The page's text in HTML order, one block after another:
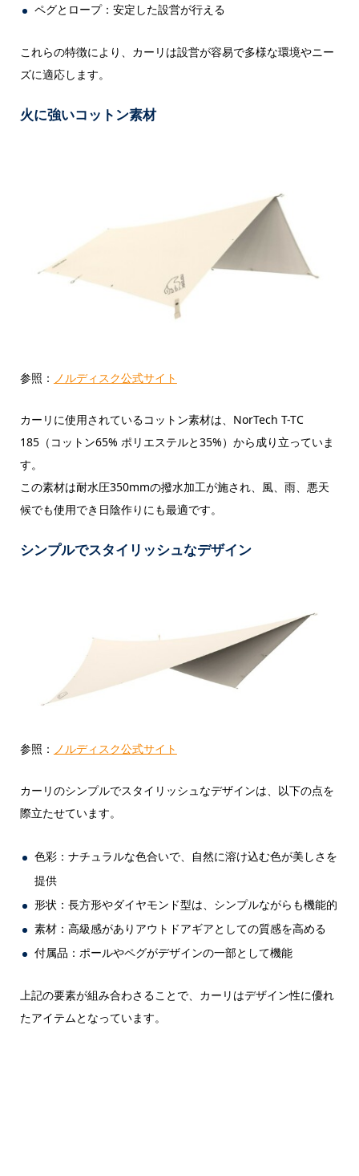
ペグとロープ：安定した設営が行える
これらの特徴により、カーリは設営が容易で多様な環境やニー
ズに適応します。
火に強いコットン素材
参照： ノルディスク公式サイト
カーリに使用されているコットン素材は、NorTech T-TC
185（コットン65% ポリエステルと35%）から成り立っていま
す。
この素材は耐水圧350mmの撥水加工が施され、風、雨、悪天
候でも使用でき日陰作りにも最適です。
シンプルでスタイリッシュなデザイン
参照： ノルディスク公式サイト
カーリのシンプルでスタイリッシュなデザインは、以下の点を
際立たせています。
色彩：ナチュラルな色合いで、自然に溶け込む色が美しさを
提供
形状：長方形やダイヤモンド型は、シンプルながらも機能的
素材：高級感がありアウトドアギアとしての質感を高める
付属品：ポールやペグがデザインの一部として機能
上記の要素が組み合わさることで、カーリはデザイン性に優れ
たアイテムとなっています。